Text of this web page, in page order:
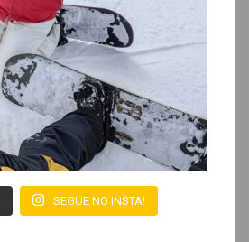
SEGUE NO INSTA!